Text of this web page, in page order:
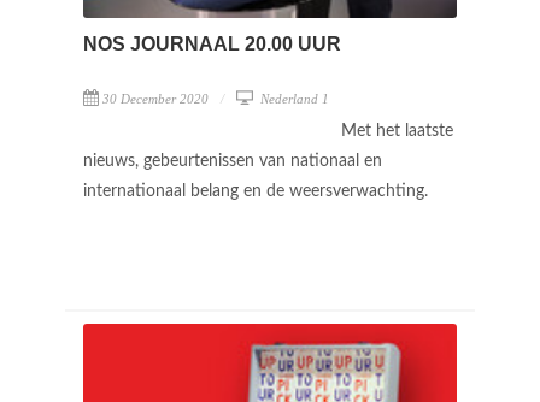
NOS JOURNAAL 20.00 UUR
30 December 2020 Nederland 1
Met het laatste
nieuws, gebeurtenissen van nationaal en
internationaal belang en de weersverwachting.